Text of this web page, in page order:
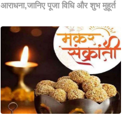
आराधना,जानिए पूजा विधि और शुभ मुहूर्त